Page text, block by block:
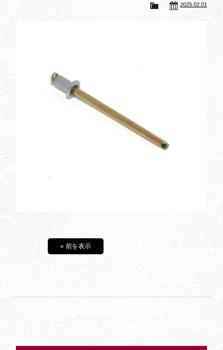
2025.02.01
« 前を表示